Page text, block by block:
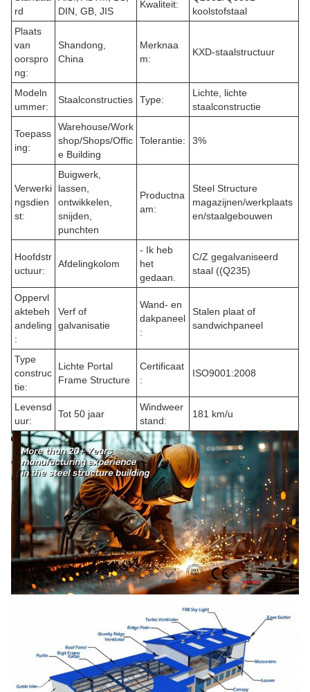
rd
DIN, GB, JIS
Kwaliteit:
koolstofstaal
Plaats
van
oorspro
ng:
Shandong,
China
Merknaa
m:
KXD-staalstructuur
Modeln
ummer:
Staalconstructies Type:
Lichte, lichte
staalconstructie
Toepass
ing:
Warehouse/Work
shop/Shops/Offic
e Building
Tolerantie: 3%
Verwerki
ngsdien
st:
Buigwerk,
lassen,
ontwikkelen,
snijden,
punchten
Productna
am:
Steel Structure
magazijnen/werkplaats
en/staalgebouwen
Hoofdstr
uctuur:
Afdelingkolom
- Ik heb
het
gedaan.
C/Z gegalvaniseerd
staal ((Q235)
Oppervl
aktebeh
andeling
:
Verf of
galvanisatie
Wand- en
dakpaneel
:
Stalen plaat of
sandwichpaneel
Type
construc
tie:
Lichte Portal
Frame Structure
Certificaat
:
ISO9001:2008
Levensd
uur:
Tot 50 jaar
Windweer
stand:
181 km/u